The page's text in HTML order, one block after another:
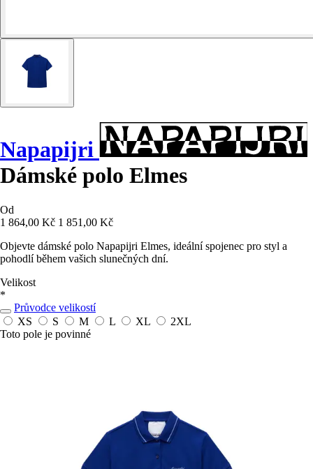
Napapijri
Dámské polo Elmes
Od
1 864,00 Kč 1 851,00 Kč
Objevte dámské polo Napapijri Elmes, ideální spojenec pro styl a
pohodlí během vašich slunečných dní.
Velikost
*
Průvodce velikostí
XS
S M L XL
2XL
Toto pole je povinné